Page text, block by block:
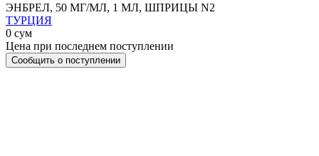
ЭНБРЕЛ, 50 МГ/МЛ, 1 МЛ, ШПРИЦЫ N2
ТУРЦИЯ
0 сум
Цена при последнем поступлении
Сообщить о поступлении